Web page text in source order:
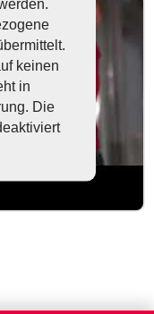
keinen
in
Die